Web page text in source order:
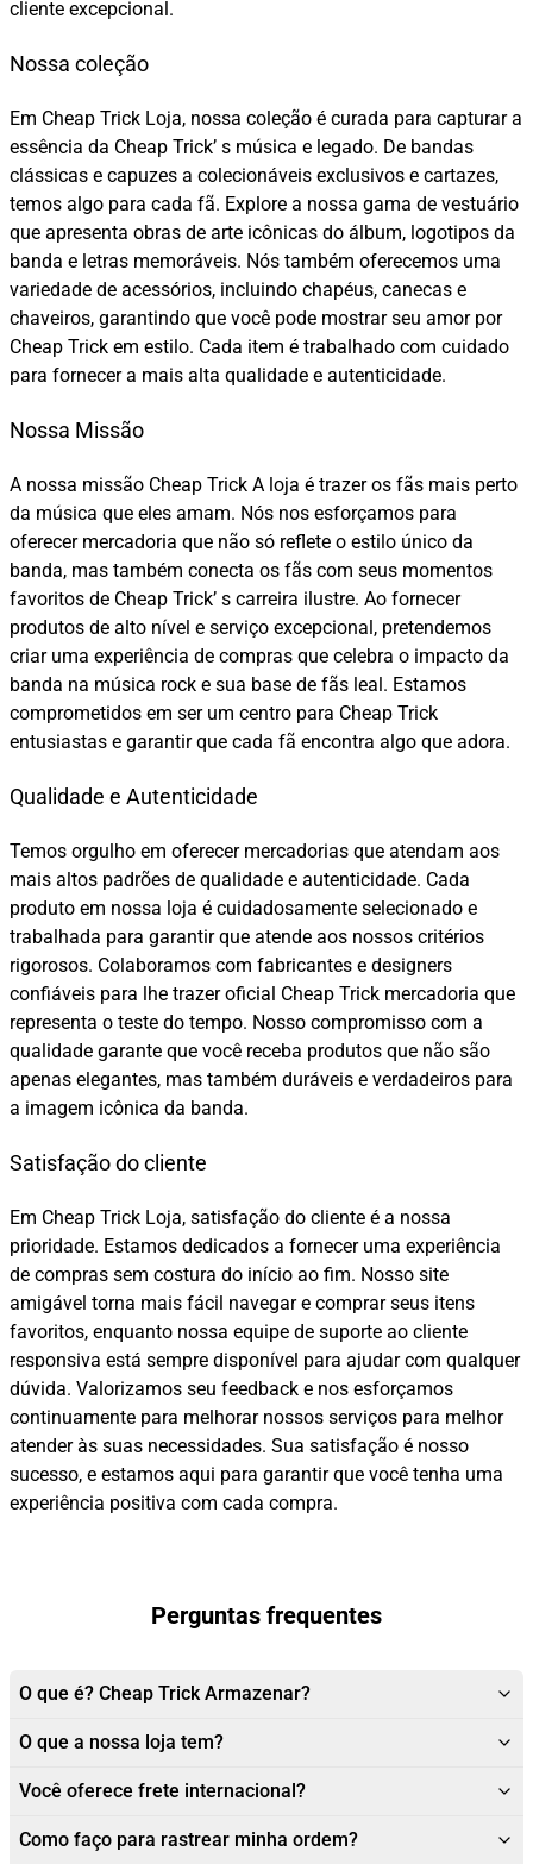
cliente excepcional.
Nossa coleção
Em Cheap Trick Loja, nossa coleção é curada para capturar a
essência da Cheap Trick’ s música e legado. De bandas
clássicas e capuzes a colecionáveis exclusivos e cartazes,
temos algo para cada fã. Explore a nossa gama de vestuário
que apresenta obras de arte icônicas do álbum, logotipos da
banda e letras memoráveis. Nós também oferecemos uma
variedade de acessórios, incluindo chapéus, canecas e
chaveiros, garantindo que você pode mostrar seu amor por
Cheap Trick em estilo. Cada item é trabalhado com cuidado
para fornecer a mais alta qualidade e autenticidade.
Nossa Missão
A nossa missão Cheap Trick A loja é trazer os fãs mais perto
da música que eles amam. Nós nos esforçamos para
oferecer mercadoria que não só reflete o estilo único da
banda, mas também conecta os fãs com seus momentos
favoritos de Cheap Trick’ s carreira ilustre. Ao fornecer
produtos de alto nível e serviço excepcional, pretendemos
criar uma experiência de compras que celebra o impacto da
banda na música rock e sua base de fãs leal. Estamos
comprometidos em ser um centro para Cheap Trick
entusiastas e garantir que cada fã encontra algo que adora.
Qualidade e Autenticidade
Temos orgulho em oferecer mercadorias que atendam aos
mais altos padrões de qualidade e autenticidade. Cada
produto em nossa loja é cuidadosamente selecionado e
trabalhada para garantir que atende aos nossos critérios
rigorosos. Colaboramos com fabricantes e designers
confiáveis para lhe trazer oficial Cheap Trick mercadoria que
representa o teste do tempo. Nosso compromisso com a
qualidade garante que você receba produtos que não são
apenas elegantes, mas também duráveis e verdadeiros para
a imagem icônica da banda.
Satisfação do cliente
Em Cheap Trick Loja, satisfação do cliente é a nossa
prioridade. Estamos dedicados a fornecer uma experiência
de compras sem costura do início ao fim. Nosso site
amigável torna mais fácil navegar e comprar seus itens
favoritos, enquanto nossa equipe de suporte ao cliente
responsiva está sempre disponível para ajudar com qualquer
dúvida. Valorizamos seu feedback e nos esforçamos
continuamente para melhorar nossos serviços para melhor
atender às suas necessidades. Sua satisfação é nosso
sucesso, e estamos aqui para garantir que você tenha uma
experiência positiva com cada compra.
Perguntas frequentes
O que é? Cheap Trick Armazenar?
O que a nossa loja tem?
Você oferece frete internacional?
Como faço para rastrear minha ordem?